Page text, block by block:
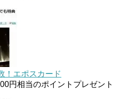
！エポスカード
円相当のポイントプレゼント